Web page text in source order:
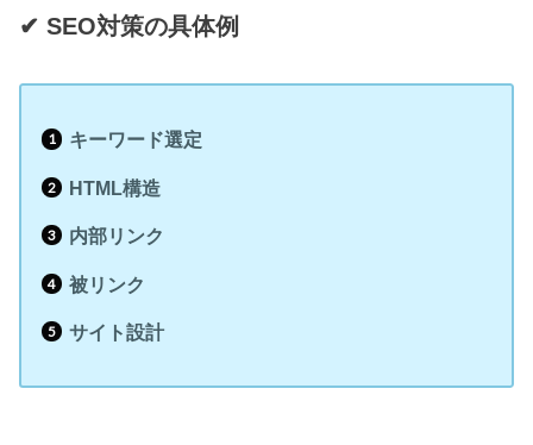
✔︎ SEO対策の具体例
キーワード選定
HTML構造
内部リンク
被リンク
サイト設計